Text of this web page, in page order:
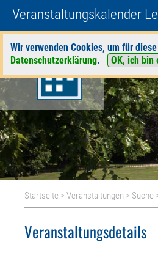
Veranstaltungskalender
Wir verwenden Cookies, um für
Datenschutzerklärung. OK, ich bin
Startseite >Veranstaltungen > Suche
Veranstaltungsdetails